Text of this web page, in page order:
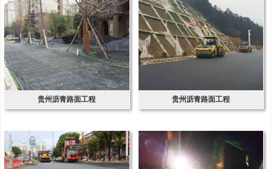
贵州沥青路面工程 贵州沥青路面工程